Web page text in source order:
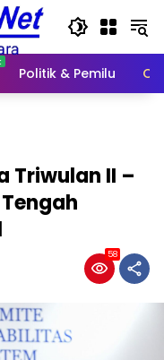
Politik & Pemilu
Triwulan II –
58